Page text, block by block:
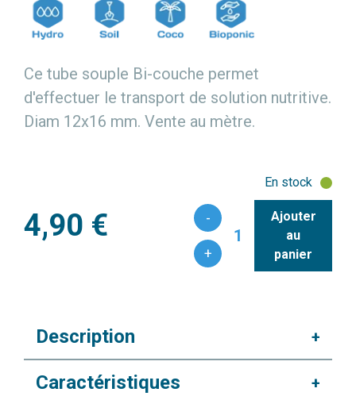
Ce tube souple Bi-couche permet
d'effectuer le transport de solution nutritive.
Diam 12x16 mm. Vente au mètre.
4,90 €
En stock
Ajouter
au
panier
-
+
1
Description +
Caractéristiques +